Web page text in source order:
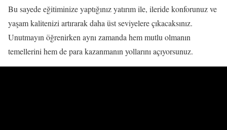
Bu sayede eğitiminize yaptığınız yatırım ile, ileride konforunuz ve
yaşam kalitenizi artırarak daha üst seviyelere çıkacaksınız.
Unutmayın öğrenirken aynı zamanda hem mutlu olmanın
temellerini hem de para kazanmanın yollarını açıyorsunuz.